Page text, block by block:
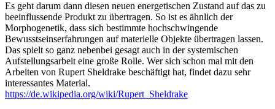
Es geht darum dann diesen neuen energetischen Zustand auf das zu
beeinflussende Produkt zu übertragen. So ist es ähnlich der
Morphogenetik, dass sich bestimmte hochschwingende
Bewusstseinserfahrungen auf materielle Objekte übertragen lassen.
Das spielt so ganz nebenbei gesagt auch in der systemischen
Aufstellungsarbeit eine große Rolle. Wer sich schon mal mit den
Arbeiten von Rupert Sheldrake beschäftigt hat, findet dazu sehr
interessantes Material.
https://de.wikipedia.org/wiki/Rupert_Sheldrake